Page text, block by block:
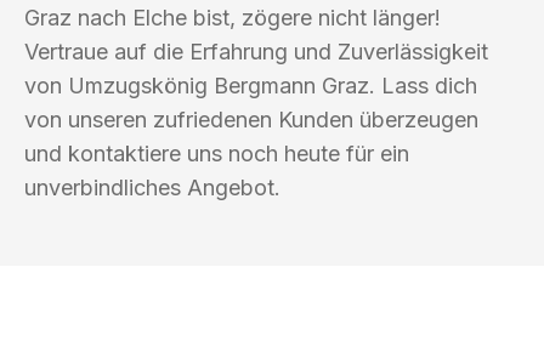
Graz nach Elche bist, zögere nicht länger!
Vertraue auf die Erfahrung und Zuverlässigkeit
von Umzugskönig Bergmann Graz. Lass dich
von unseren zufriedenen Kunden überzeugen
und kontaktiere uns noch heute für ein
unverbindliches Angebot.